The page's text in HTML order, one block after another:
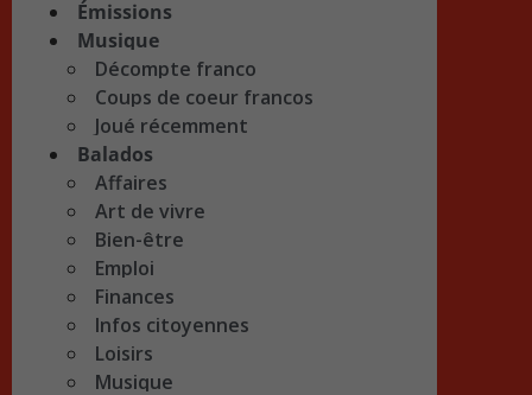
Émissions
Musique
Décompte franco
Coups de coeur francos
Joué récemment
Balados
Affaires
Art de vivre
Bien-être
Emploi
Finances
Infos citoyennes
Loisirs
Musique